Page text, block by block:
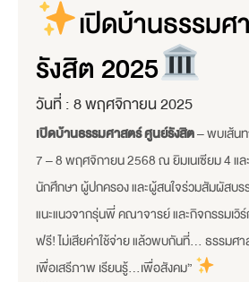
เปิดบ้านธรรม
รังสิต 2025
วันที่ :8 พฤศจิกายน 2025
เปิดบ้านธรรมศาสตร์ ศูนย์รังสิต– พบเส้น
7 – 8 พฤศจิกายน 2568 ณ ยิมเนเซียม 4 แล
นักศึกษา ผู้ปกครอง และผู้สนใจร่วมสัมผัสบร
แนะแนวจากรุ่นพี่ คณาจารย์ และกิจกรรมเวิ
ฟรี! ไม่เสียค่าใช้จ่าย แล้วพบกันที่… ธรรม
เพื่อเสรีภาพ เรียนรู้…เพื่อสังคม”